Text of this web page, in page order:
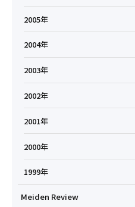
2005年
2004年
2003年
2002年
2001年
2000年
1999年
Meiden Review